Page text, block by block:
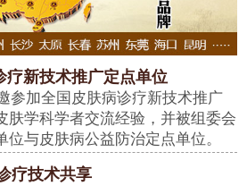
疗新技术推广定点单位
参加全国皮肤病诊疗新技术推广
肤学科学者交流经验，并被组委会
与皮肤病公益防治定点单位。
疗技术共享